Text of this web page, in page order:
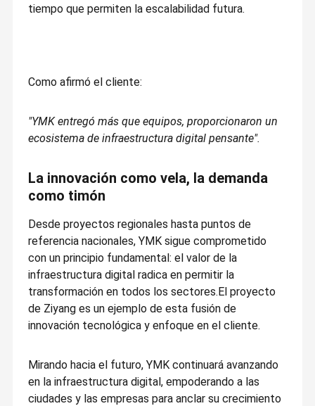
tiempo que permiten la escalabilidad futura.
Como afirmó el cliente:
"YMK entregó más que equipos, proporcionaron un
ecosistema de infraestructura digital pensante".
La innovación como vela, la demanda
como timón
Desde proyectos regionales hasta puntos de
referencia nacionales, YMK sigue comprometido
con un principio fundamental: el valor de la
infraestructura digital radica en permitir la
transformación en todos los sectores.El proyecto
de Ziyang es un ejemplo de esta fusión de
innovación tecnológica y enfoque en el cliente.
Mirando hacia el futuro, YMK continuará avanzando
en la infraestructura digital, empoderando a las
ciudades y las empresas para anclar su crecimiento